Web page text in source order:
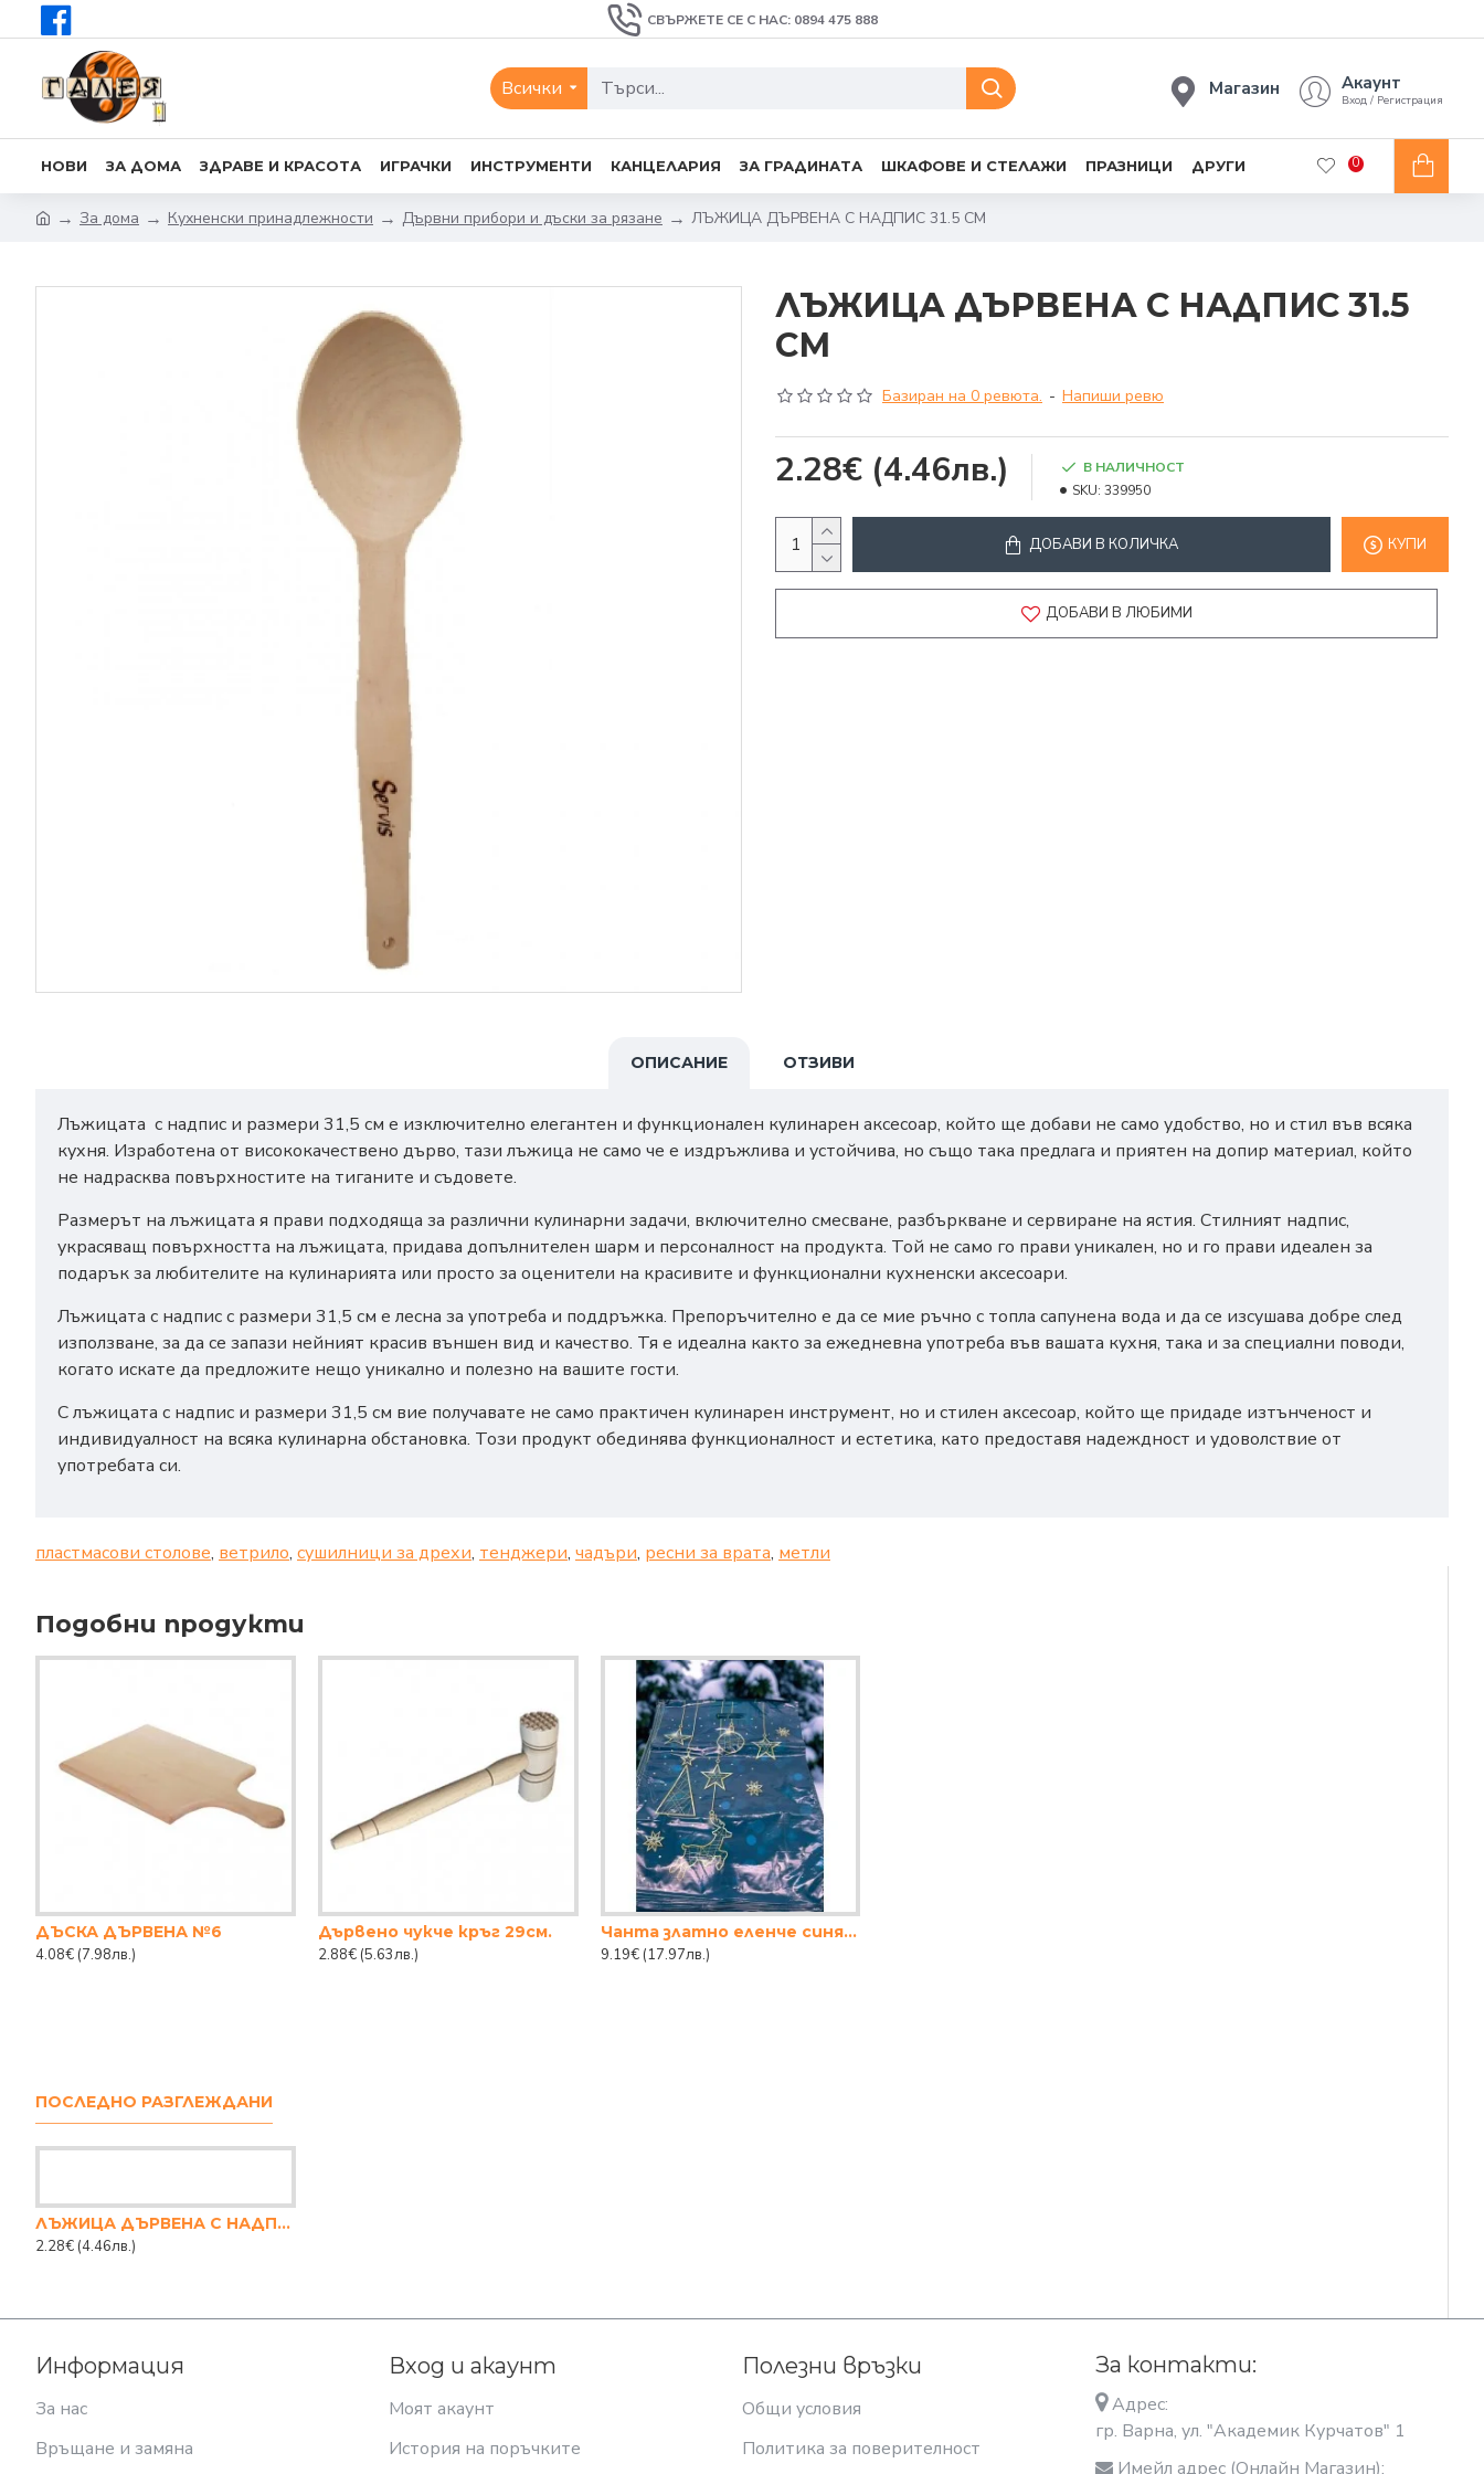
СВЪРЖЕТЕ СЕ С НАС: 0894 475 888
Всички Магазин Акаунт
Вход / Регистрация
НОВИ ЗА ДОМА ЗДРАВЕ И КРАСОТА ИГРАЧКИ ИНСТРУМЕНТИ КАНЦЕЛАРИЯ ЗА ГРАДИНАТА ШКАФОВЕ И СТЕЛАЖИ ПРАЗНИЦИ ДРУГИ 0
За дома Кухненски принадлежности Дървни прибори и дъски за рязане ЛЪЖИЦА ДЪРВЕНА С НАДПИС 31.5 СМ
ЛЪЖИЦА ДЪРВЕНА С НАДПИС 31.5
СМ
Базиран на 0 ревюта. - Напиши ревю
2.28€ (4.46лв.)
В НАЛИЧНОСТ
SKU: 339950
ДОБАВИ В КОЛИЧКА КУПИ
ДОБАВИ В ЛЮБИМИ
ОПИСАНИЕ ОТЗИВИ
Лъжицата с надпис и размери 31,5 см е изключително елегантен и функционален кулинарен аксесоар, който ще добави не само удобство, но и стил във всяка
кухня. Изработена от висококачествено дърво, тази лъжица не само че е издръжлива и устойчива, но също така предлага и приятен на допир материал, който
не надрасква повърхностите на тиганите и съдовете.
Размерът на лъжицата я прави подходяща за различни кулинарни задачи, включително смесване, разбъркване и сервиране на ястия. Стилният надпис,
украсяващ повърхността на лъжицата, придава допълнителен шарм и персоналност на продукта. Той не само го прави уникален, но и го прави идеален за
подарък за любителите на кулинарията или просто за оценители на красивите и функционални кухненски аксесоари.
Лъжицата с надпис с размери 31,5 см е лесна за употреба и поддръжка. Препоръчително е да се мие ръчно с топла сапунена вода и да се изсушава добре след
използване, за да се запази нейният красив външен вид и качество. Тя е идеална както за ежедневна употреба във вашата кухня, така и за специални поводи,
когато искате да предложите нещо уникално и полезно на вашите гости.
С лъжицата с надпис и размери 31,5 см вие получавате не само практичен кулинарен инструмент, но и стилен аксесоар, който ще придаде изтънченост и
индивидуалност на всяка кулинарна обстановка. Този продукт обединява функционалност и естетика, като предоставя надеждност и удоволствие от
употребата си.
пластмасови столове, ветрило, сушилници за дрехи, тенджери, чадъри, ресни за врата, метли
Подобни продукти
ДЪСКА ДЪРВЕНА №6
4.08€ (7.98лв.)
Дървено чукче кръг 29см.
2.88€ (5.63лв.)
Чанта златно еленче синя 50бр
9.19€ (17.97лв.)
ПОСЛЕДНО РАЗГЛЕЖДАНИ
ЛЪЖИЦА ДЪРВЕНА С НАДПИС 31.5 СМ
2.28€ (4.46лв.)
Информация
За нас
Връщане и замяна
Вход и акаунт
Моят акаунт
История на поръчките
Полезни връзки
Общи условия
Политика за поверителност
За контакти:
Адрес:
гр. Варна, ул. "Академик Курчатов" 1
Имейл адрес (Онлайн Магазин):